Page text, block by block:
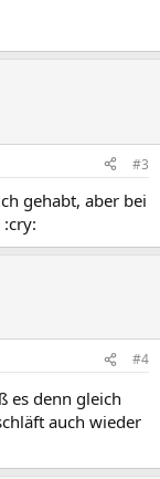
#3
gehabt, aber bei
#4
es denn gleich
auch wieder